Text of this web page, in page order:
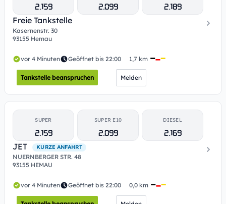
2.159 2.099
2.189
Freie Tankstelle
Kasernenstr. 30
93155 Hemau
vor 4 Minuten Geöffnet bis 22:00 1,7 km
Tankstelle beanspruchen Melden
SUPER
2.159
SUPER E10
2.099
DIESEL
2.169
JET
KURZE ANFAHRT
NUERNBERGER STR. 48
93155 HEMAU
vor 4 Minuten Geöffnet bis 22:00 0,0 km